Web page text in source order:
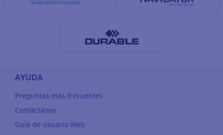
AYUDA
Preguntas más frecuentes
Contáctanos
Guía de usuario Web